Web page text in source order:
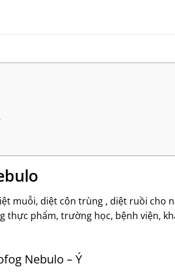
muỗi, diệt côn trùng , diệt ruồi cho
thực phẩm, trường học, bệnh viện,
Nebulo – Ý